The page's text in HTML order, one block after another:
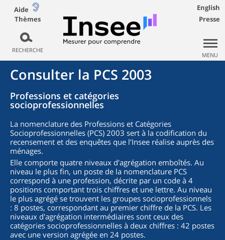
Aide
Thèmes
RECHERCHE
English
Presse
MENU
Consulter la PCS 2003
Professions et catégories
socioprofessionnelles
La nomenclature des Professions et Catégories
Socioprofessionnelles (PCS) 2003 sert à la codification du
recensement et des enquêtes que l’Insee réalise auprès des
ménages.
Elle comporte quatre niveaux d'agrégation emboîtés. Au
niveau le plus fin, un poste de la nomenclature PCS
correspond à une profession, décrite par un code à 4
positions comportant trois chiffres et une lettre. Au niveau
le plus agrégé se trouvent les groupes socioprofessionnels
: 8 postes, correspondant au premier chiffre de la PCS. Les
niveaux d'agrégation intermédiaires sont ceux des
catégories socioprofessionnelles à deux chiffres : 42 postes
avec une version agrégée en 24 postes.